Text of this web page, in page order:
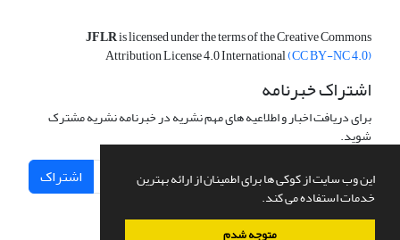
این وب سایت از کوکی ها برای اطمینان از ارائه بهترین
خدمات استفاده می کند.
متوجه شدم
JFLRis licensed under the terms of the Creative Commons
Attribution License 4.0 International(CC BY-NC 4.0)
اشتراک خبرنامه
برای دریافت اخبار و اطلاعیه های مهم نشریه در خبرنامه نشریه مشترک
شوید.
اشتراک